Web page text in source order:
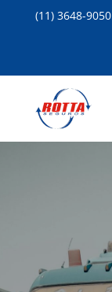
(11) 3648-9050